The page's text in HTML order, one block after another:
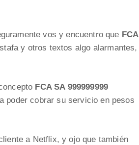
vos y encuentro que FCA
y otros textos algo alarmantes,
FCA SA 999999999
poder cobrar su servicio en pesos
a Netflix, y ojo que también